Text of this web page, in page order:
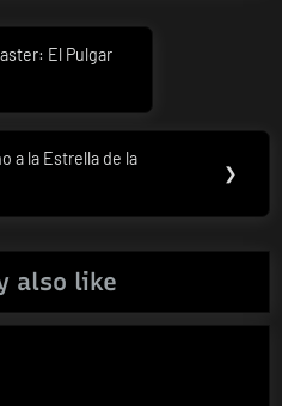
El Pulgar
a la Estrella de la
❯
also like